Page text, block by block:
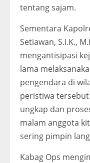
tentang sajam.
Sementara
Setiawan, S.I.K.,
mengantisipasi
lama
pengendara di
peristiwa
ungkap dan
malam anggota
sering pimpin
Kabag Ops